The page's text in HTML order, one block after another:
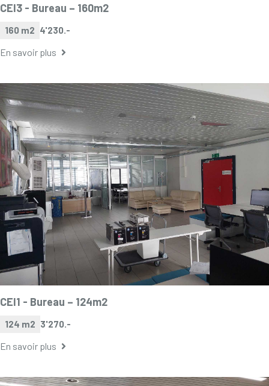
CEI3 - Bureau – 160m2
160 m2 4'230.-
En savoir plus
CEI1 - Bureau – 124m2
124 m2 3'270.-
En savoir plus